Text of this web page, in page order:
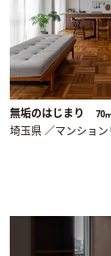
無垢のはじまり 70
埼玉県 ／マンショ